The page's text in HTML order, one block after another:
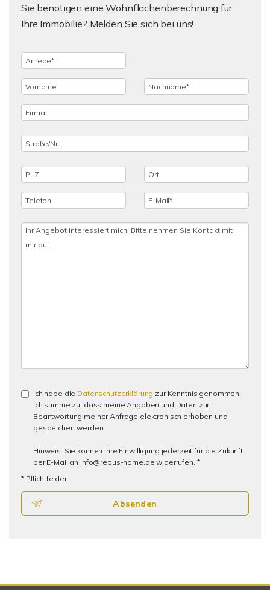
Sie benötigen eine Wohnflächenberechnung für
Ihre Immobilie? Melden Sie sich bei uns!
Ich habe die Datenschutzerklärung zur Kenntnis genommen.
Ich stimme zu, dass meine Angaben und Daten zur
Beantwortung meiner Anfrage elektronisch erhoben und
gespeichert werden.
Hinweis: Sie können Ihre Einwilligung jederzeit für die Zukunft
per E-Mail an info@rebus-home.de widerrufen. *
* Pflichtfelder
Absenden